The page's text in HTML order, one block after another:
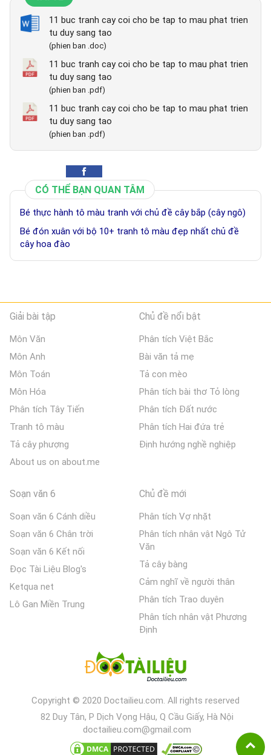
11 buc tranh cay coi cho be tap to mau phat trien
tu duy sang tao
(phien ban .doc)
11 buc tranh cay coi cho be tap to mau phat trien
tu duy sang tao
(phien ban .pdf)
11 buc tranh cay coi cho be tap to mau phat trien
tu duy sang tao
(phien ban .pdf)
CÓ THỂ BẠN QUAN TÂM
Bé thực hành tô màu tranh với chủ đề cây bắp (cây ngô)
Bé đón xuân với bộ 10+ tranh tô màu đẹp nhất chủ đề
cây hoa đào
Giải bài tập
Môn Văn
Môn Anh
Môn Toán
Môn Hóa
Phân tích Tây Tiến
Tranh tô màu
Tả cây phượng
About us on about.me
Chủ đề nổi bật
Phân tích Việt Bắc
Bài văn tả mẹ
Tả con mèo
Phân tích bài thơ Tỏ lòng
Phân tích Đất nước
Phân tích Hai đứa trẻ
Định hướng nghề nghiệp
Soạn văn 6
Soạn văn 6 Cánh diều
Soạn văn 6 Chân trời
Soạn văn 6 Kết nối
Đọc Tài Liệu Blog's
Ketqua net
Lô Gan Miền Trung
Chủ đề mới
Phân tích Vợ nhặt
Phân tích nhân vật Ngô Tử
Văn
Tả cây bàng
Cảm nghĩ về người thân
Phân tích Trao duyên
Phân tích nhân vật Phương
Định
Copyright © 2020 Doctailieu.com. All rights reserved
82 Duy Tân, P Dịch Vọng Hậu, Q Cầu Giấy, Hà Nội
doctailieu.com@gmail.com